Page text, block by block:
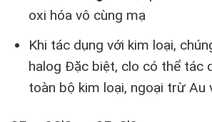
oxi hóa vô cùng mạ
Khi tác dụng với kim loại,
halog Đặc biệt, clo có thể tác
toàn bộ kim loại, ngoại trừ Au